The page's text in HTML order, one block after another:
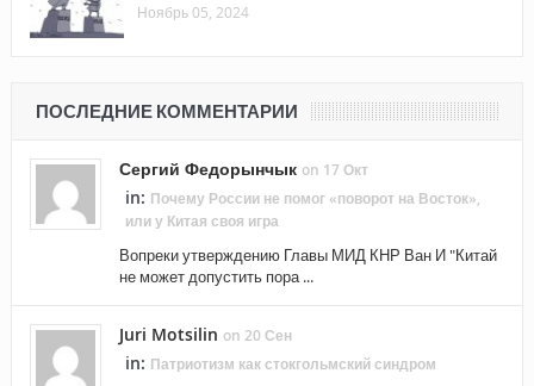
Ноябрь 05, 2024
ПОСЛЕДНИЕ КОММЕНТАРИИ
Сергий Федорынчык on 17 Окт
in: Почему России не помог «поворот на Восток»,
или у Китая своя игра
Вопреки утверждению Главы МИД КНР Ван И "Китай
не может допустить пора ...
Juri Motsilin on 20 Сен
in: Патриотизм как стокгольмский синдром